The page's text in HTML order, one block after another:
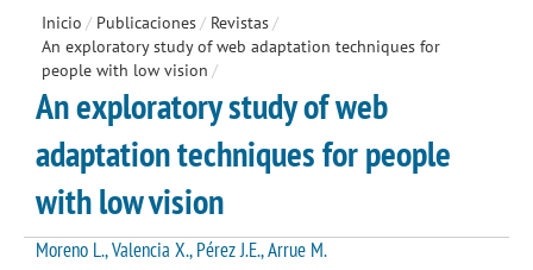
Inicio / Publicaciones/ Revistas/
An exploratory study of web adaptation techniques for
people with low vision /
An exploratory study of web
adaptation techniques for people
with low vision
Moreno L., Valencia X., Pérez J.E., Arrue M.